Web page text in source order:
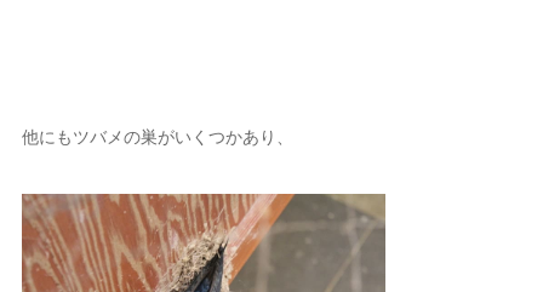
他にもツバメの巣がいくつかあり、